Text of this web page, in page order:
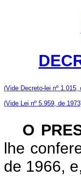
(Vide Decreto-lei nº 1.015,
(Vide Lei nº 5.959, de
O
lhe
de 1966, e,